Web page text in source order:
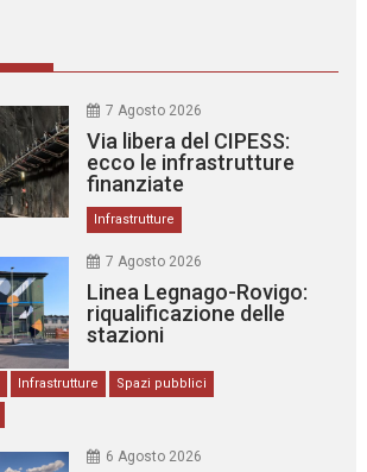
7 Agosto 2026
Via libera del CIPESS:
ecco le infrastrutture
finanziate
Infrastrutture
7 Agosto 2026
Linea Legnago-Rovigo:
riqualificazione delle
stazioni
Infrastrutture
Spazi pubblici
6 Agosto 2026